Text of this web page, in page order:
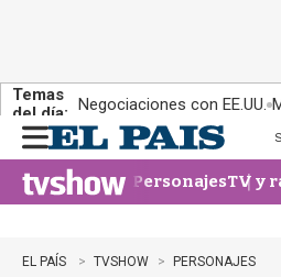
Temas
del día: Negociaciones con EE.UU.
n
u
PersonajesTV y
EL PAÍS TVSHOW PERSONAJES